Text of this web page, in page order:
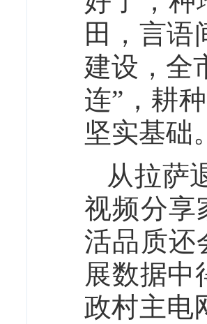
田，言语
建设，全
连”，耕
坚实基础。
从拉萨
视频分享
活品质还
展数据中
政村主电